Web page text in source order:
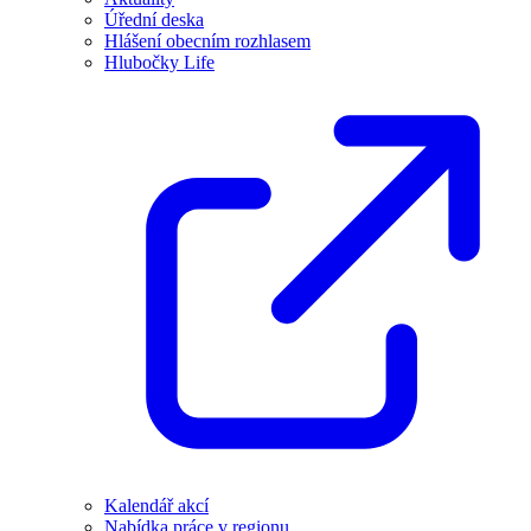
Úřední deska
Hlášení obecním rozhlasem
Hlubočky Life
Kalendář akcí